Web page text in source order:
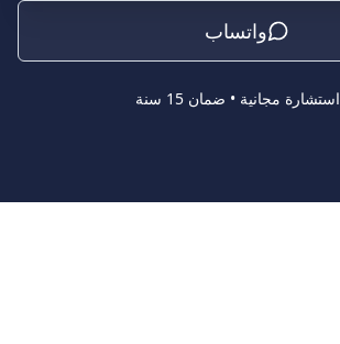
واتساب
استشارة مجانية • ضمان 15 سنة